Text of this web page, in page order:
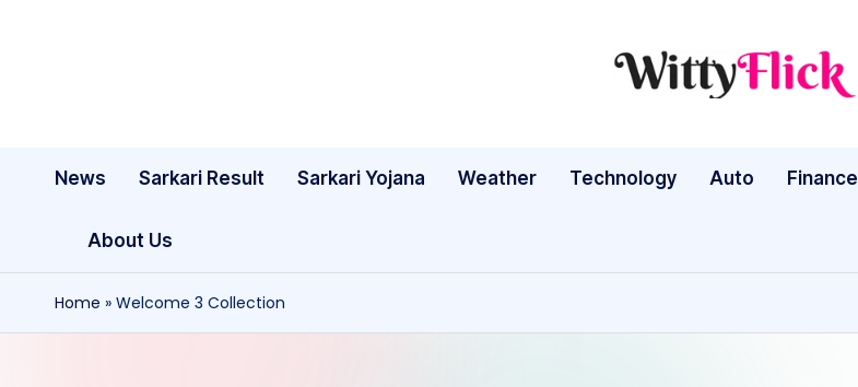
W
ty
ic
k:
WittyFlick:
Tech
News Sarkari Result Sarkari Yojana Weather Technology Auto Finance
About Us
Home » Welcome 3 Collection